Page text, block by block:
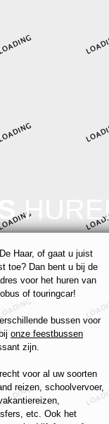
Haar, of gaat u juist
toe? Dan bent u bij de
voor het huren van
of touringcar!
bussen voor
onze feestbussen
zijn.
voor al uw soorten
reizen, schoolvervoer,
etc. Ook het